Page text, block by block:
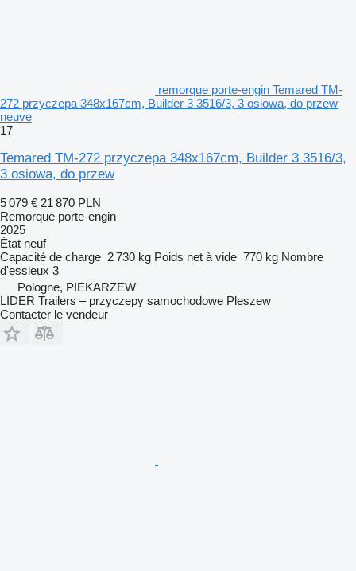
remorque porte-engin Temared TM-
272 przyczepa 348x167cm, Builder 3 3516/3, 3 osiowa, do przew
neuve
17
Temared TM-272 przyczepa 348x167cm, Builder 3 3516/3,
3 osiowa, do przew
5 079 € 21 870 PLN
Remorque porte-engin
2025
État neuf
Capacité de charge 2 730 kg Poids net à vide 770 kg Nombre
d'essieux 3
Pologne, PIEKARZEW
LIDER Trailers – przyczepy samochodowe Pleszew
Contacter le vendeur